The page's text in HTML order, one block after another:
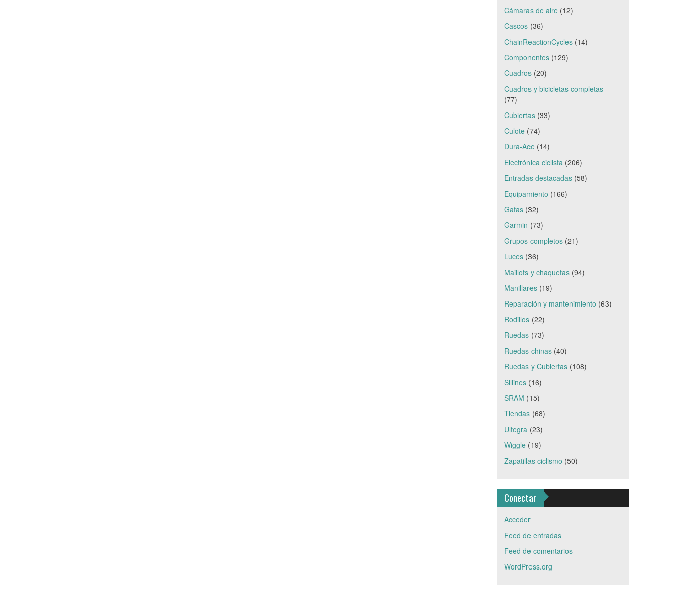
Cámaras de aire(12)
Cascos(36)
ChainReactionCycles(14)
Componentes(129)
Cuadros(20)
Cuadros y bicicletas completas
(77)
Cubiertas(33)
Culote(74)
Dura-Ace(14)
Electrónica ciclista(206)
Entradas destacadas(58)
Equipamiento (166)
Gafas(32)
Garmin (73)
Grupos completos(21)
Luces(36)
Maillots y chaquetas(94)
Manillares(19)
Reparación y mantenimiento (63)
Rodillos(22)
Ruedas(73)
Ruedas chinas(40)
Ruedas y Cubiertas(108)
Sillines(16)
SRAM (15)
Tiendas(68)
Ultegra(23)
Wiggle(19)
Zapatillas ciclismo (50)
Conectar
Acceder
Feed de entradas
Feed de comentarios
WordPress.org